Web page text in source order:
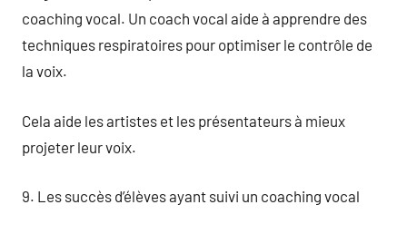
coaching vocal. Un coach vocal aide à apprendre des
techniques respiratoires pour optimiser le contrôle de
la voix.
Cela aide les artistes et les présentateurs à mieux
projeter leur voix.
9. Les succès d’élèves ayant suivi un coaching vocal